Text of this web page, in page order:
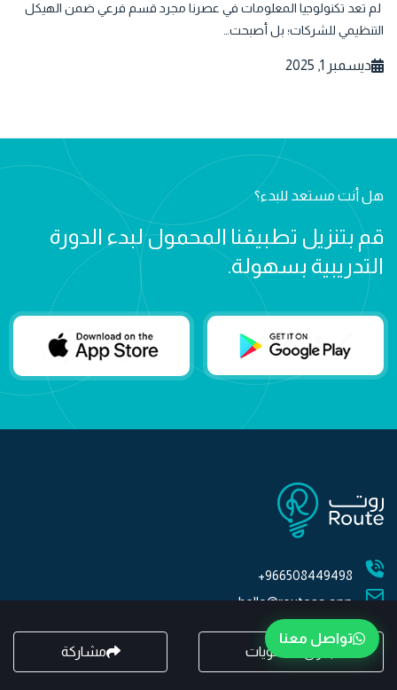
جدول المحتويات مشاركة
لم تعد تكنولوجيا المعلومات في عصرنا مجرد قسم فرعي ضمن الهيكل
التنظيمي للشركات؛ بل أصبحت…
ديسمبر 1, 2025
هل أنت مستعد للبدء؟
قم بتنزيل تطبيقنا المحمول لبدء الدورة
التدريبية بسهولة.
966508449498+
hello@routesa.app
روابط مهمة
تواصل معنا